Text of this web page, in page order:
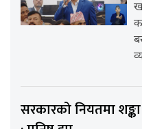
सरकारको नियतमा